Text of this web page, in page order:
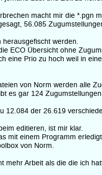
macht mir die *.pgn
56.085
herausgefischt werden.
ECO Übersicht ohne
eine Prio zu hoch weil in
von Norm werden alle
es gar 124
12.084 der 26.619
editieren, ist mir klar.
mit einem Programm
von Norm.
mehr Arbeit als die die ich